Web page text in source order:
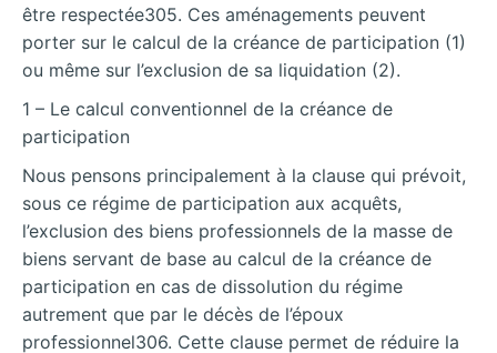
être respectée305. Ces aménagements peuvent
porter sur le calcul de la créance de participation (1)
ou même sur l’exclusion de sa liquidation (2).
1 – Le calcul conventionnel de la créance de
participation
Nous pensons principalement à la clause qui prévoit,
sous ce régime de participation aux acquêts,
l’exclusion des biens professionnels de la masse de
biens servant de base au calcul de la créance de
participation en cas de dissolution du régime
autrement que par le décès de l’époux
professionnel306. Cette clause permet de réduire la